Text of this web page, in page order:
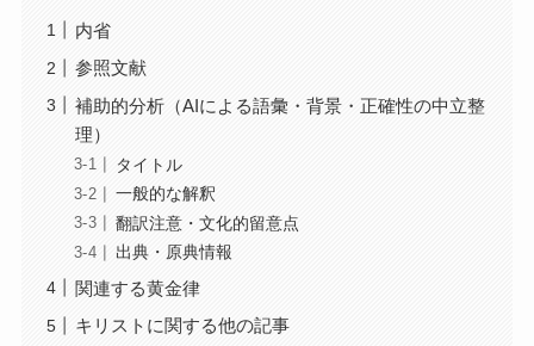
内省
参照文献
補助的分析（AIによる語彙・背景・正確性の中立整
理）
タイトル
一般的な解釈
翻訳注意・文化的留意点
出典・原典情報
関連する黄金律
キリストに関する他の記事